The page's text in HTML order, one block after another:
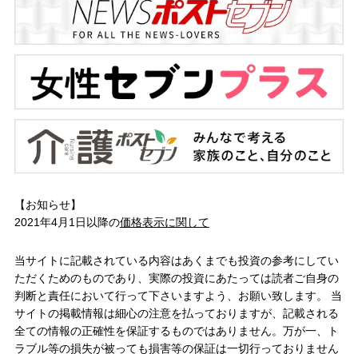
【お知らせ】
2021年4月1日以降の価格表示に関して
当サイトに記載されている内容はあくまでも投資の参考にしてい
ただくためのものであり、実際の投資にあたっては読者ご自身の
判断と責任において行って下さいますよう、お願い致します。 当
サイトの掲載情報は細心の注意を払っておりますが、記載される
全ての情報の正確性を保証するものではありません。万が一、ト
ラブル等の損失が被っても損害等の保証は一切行っておりません